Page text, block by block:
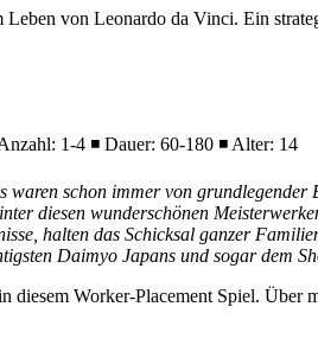
von Leonardo da Vinci. Ein
1-4 ◾ Dauer: 60-180 ◾ Alter: 14
schon immer von
diesen wunderschönen
halten das Schicksal ganzer
Daimyo Japans und sogar dem
Worker-Placement Spiel. Über